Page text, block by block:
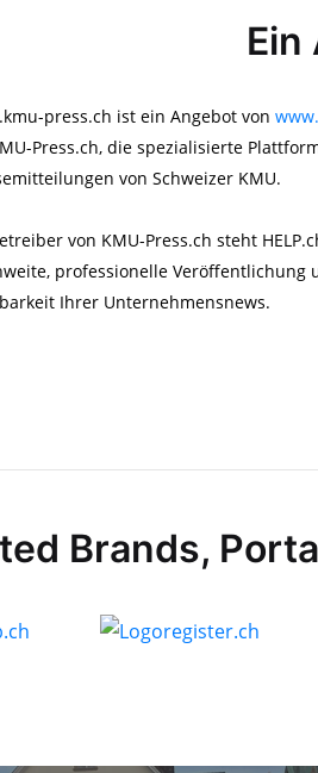
Ein
press.ch ist ein Angebot von
Press.ch, die spezialisierte
von Schweizer KMU.
von KMU-Press.ch steht
professionelle Veröffentlichung
Ihrer Unternehmensnews.
Brands,